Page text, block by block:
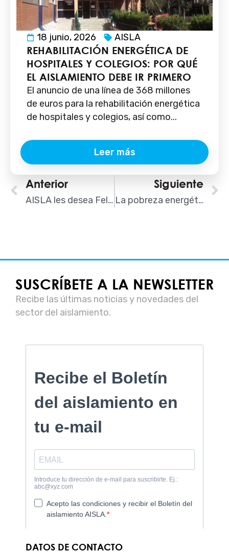
18 junio, 2026 AISLA
REHABILITACIÓN ENERGÉTICA DE
HOSPITALES Y COLEGIOS: POR QUÉ
EL AISLAMIENTO DEBE IR PRIMERO
El anuncio de una línea de 368 millones
de euros para la rehabilitación energética
de hospitales y colegios, así como...
Leer más
Ant
Anterior
AISLA les desea Feliz Navidad y próspero 2019
Siguiente
La pobreza energética en España
SUSCRÍBETE A LA NEWSLETTER
Recibe las últimas noticias y novedades del
sector del aislamiento.
DATOS DE CONTACTO